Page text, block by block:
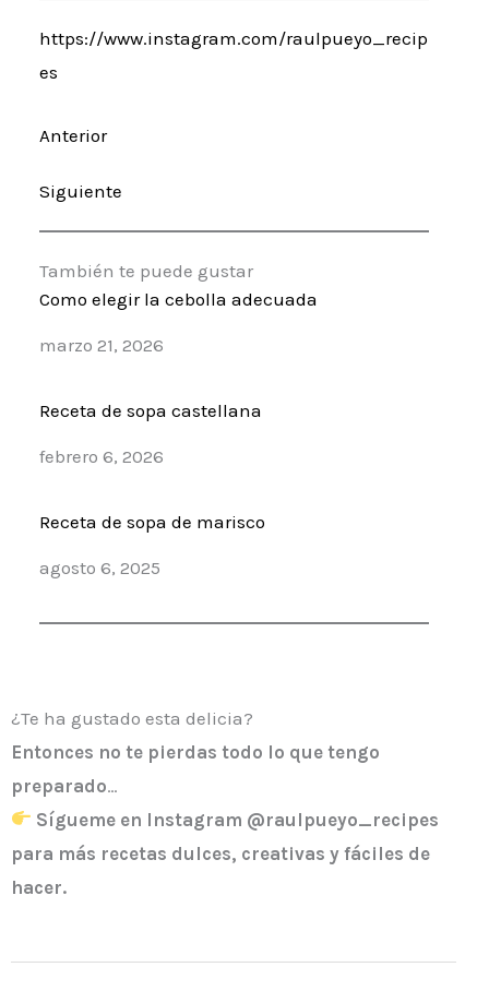
https://www.instagram.com/raulpueyo_recip
es
Anterior
Siguiente
También te puede gustar
Como elegir la cebolla adecuada
Fecha
marzo 21, 2026
Receta de sopa castellana
Fecha
febrero 6, 2026
Receta de sopa de marisco
Fecha
agosto 6, 2025
¿Te ha gustado esta delicia?
Entonces no te pierdas todo lo que tengo
preparado…
Sígueme en Instagram @raulpueyo_recipes
para más recetas dulces, creativas y fáciles de
hacer.